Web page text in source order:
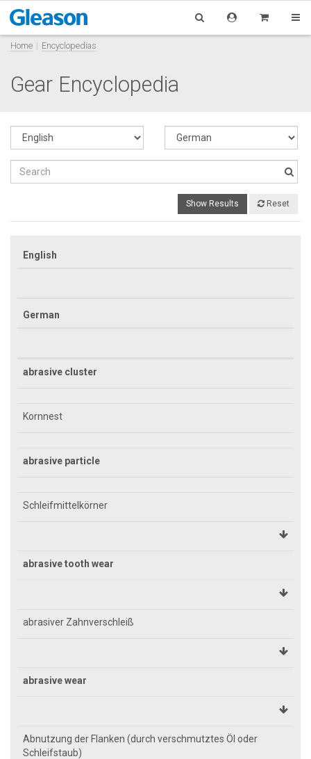
Home Encyclopedias
Gear Encyclopedia
Show Results Reset
English
German
abrasive cluster
Kornnest
abrasive particle
Schleifmittelkörner
abrasive tooth wear
abrasiver Zahnverschleiß
abrasive wear
Abnutzung der Flanken (durch verschmutztes Öl oder
Schleifstaub)